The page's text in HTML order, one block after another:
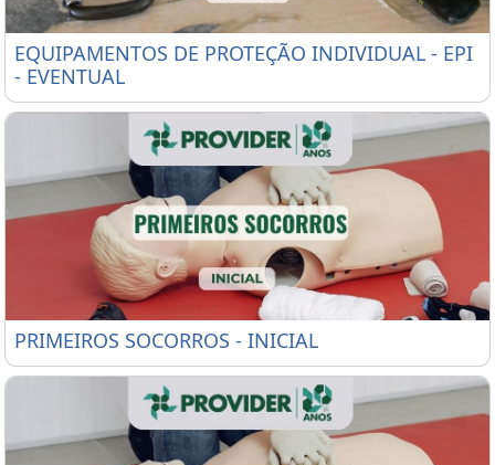
EQUIPAMENTOS DE PROTEÇÃO INDIVIDUAL - EPI -
EQUIPAMENTOS DE PROTEÇÃO INDIVIDUAL - EPI
- EVENTUAL
PRIMEIROS SOCORROS - INICIAL
PRIMEIROS SOCORROS - INICIAL